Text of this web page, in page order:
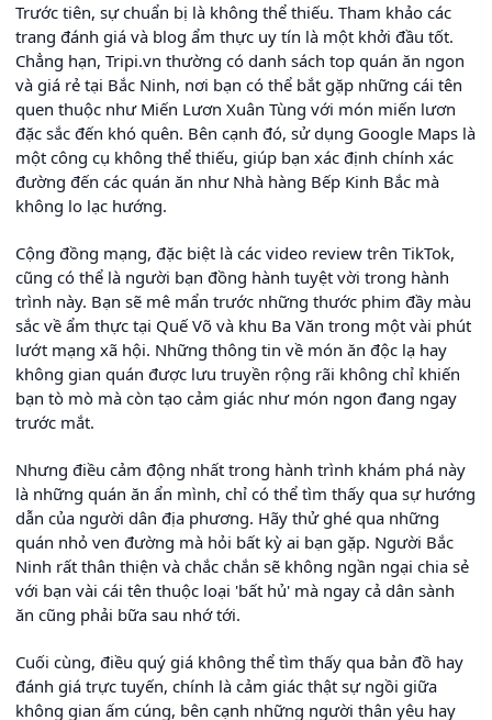
Trước tiên, sự chuẩn bị là không thể thiếu. Tham khảo các
trang đánh giá và blog ẩm thực uy tín là một khởi đầu tốt.
Chẳng hạn, Tripi.vn thường có danh sách top quán ăn ngon
và giá rẻ tại Bắc Ninh, nơi bạn có thể bắt gặp những cái tên
quen thuộc như Miến Lươn Xuân Tùng với món miến lươn
đặc sắc đến khó quên. Bên cạnh đó, sử dụng Google Maps là
một công cụ không thể thiếu, giúp bạn xác định chính xác
đường đến các quán ăn như Nhà hàng Bếp Kinh Bắc mà
không lo lạc hướng.
Cộng đồng mạng, đặc biệt là các video review trên TikTok,
cũng có thể là người bạn đồng hành tuyệt vời trong hành
trình này. Bạn sẽ mê mẩn trước những thước phim đầy màu
sắc về ẩm thực tại Quế Võ và khu Ba Văn trong một vài phút
lướt mạng xã hội. Những thông tin về món ăn độc lạ hay
không gian quán được lưu truyền rộng rãi không chỉ khiến
bạn tò mò mà còn tạo cảm giác như món ngon đang ngay
trước mắt.
Nhưng điều cảm động nhất trong hành trình khám phá này
là những quán ăn ẩn mình, chỉ có thể tìm thấy qua sự hướng
dẫn của người dân địa phương. Hãy thử ghé qua những
quán nhỏ ven đường mà hỏi bất kỳ ai bạn gặp. Người Bắc
Ninh rất thân thiện và chắc chắn sẽ không ngần ngại chia sẻ
với bạn vài cái tên thuộc loại 'bất hủ' mà ngay cả dân sành
ăn cũng phải bữa sau nhớ tới.
Cuối cùng, điều quý giá không thể tìm thấy qua bản đồ hay
đánh giá trực tuyến, chính là cảm giác thật sự ngồi giữa
không gian ấm cúng, bên cạnh những người thân yêu hay